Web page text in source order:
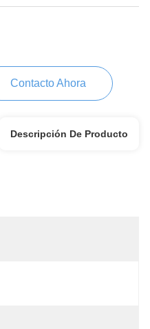
Contacto Ahora
Descripción De Producto